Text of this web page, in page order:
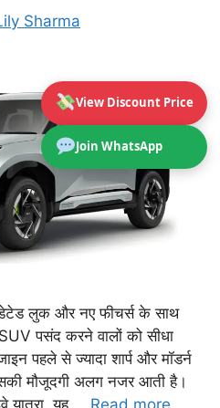
View Discount Price
Join WhatsApp
Sharma
लुक और नए फीचर्स के साथ
पसंद करने वालों को सीधा
पहले से ज्यादा शार्प और मॉडर्न
मौजूदगी अलग नजर आती है।
यात्रा, यह … Read more